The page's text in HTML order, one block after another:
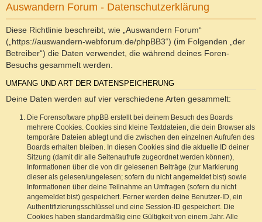
Auswandern Forum - Datenschutzerklärung
Diese Richtlinie beschreibt, wie „Auswandern Forum“
(„https://auswandern-webforum.de/phpBB3“) (im Folgenden „der
Betreiber“) die Daten verwendet, die während deines Foren-
Besuchs gesammelt werden.
UMFANG UND ART DER DATENSPEICHERUNG
Deine Daten werden auf vier verschiedene Arten gesammelt:
Die Forensoftware phpBB erstellt bei deinem Besuch des Boards
mehrere Cookies. Cookies sind kleine Textdateien, die dein Browser als
temporäre Dateien ablegt und die zwischen den einzelnen Aufrufen des
Boards erhalten bleiben. In diesen Cookies sind die aktuelle ID deiner
Sitzung (damit dir alle Seitenaufrufe zugeordnet werden können),
Informationen über die von dir gelesenen Beiträge (zur Markierung
dieser als gelesen/ungelesen; sofern du nicht angemeldet bist) sowie
Informationen über deine Teilnahme an Umfragen (sofern du nicht
angemeldet bist) gespeichert. Ferner werden deine Benutzer-ID, ein
Authentifizierungsschlüssel und eine Session-ID gespeichert. Die
Cookies haben standardmäßig eine Gültigkeit von einem Jahr. Alle